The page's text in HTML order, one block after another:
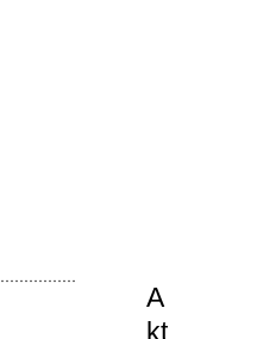
A
kt